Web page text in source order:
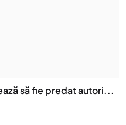
să fie predat autori...